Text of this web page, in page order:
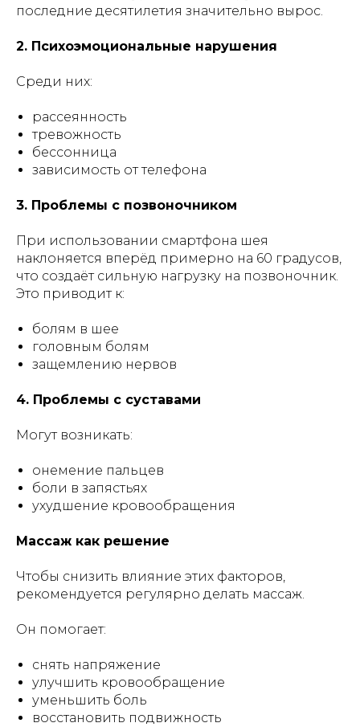
последние десятилетия значительно вырос.
2. Психоэмоциональные нарушения
Среди них:
рассеянность
тревожность
бессонница
зависимость от телефона
3. Проблемы с позвоночником
При использовании смартфона шея
наклоняется вперёд примерно на 60 градусов,
что создаёт сильную нагрузку на позвоночник.
Это приводит к:
болям в шее
головным болям
защемлению нервов
4. Проблемы с суставами
Могут возникать:
онемение пальцев
боли в запястьях
ухудшение кровообращения
Массаж как решение
Чтобы снизить влияние этих факторов,
рекомендуется регулярно делать массаж.
Он помогает:
снять напряжение
улучшить кровообращение
уменьшить боль
восстановить подвижность